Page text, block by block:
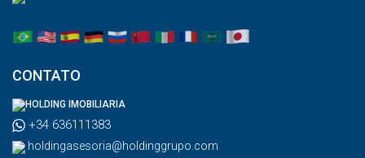
CONTATO
HOLDING IMOBILIARIA
+34 636111383
holdingasesoria@holdinggrupo.com